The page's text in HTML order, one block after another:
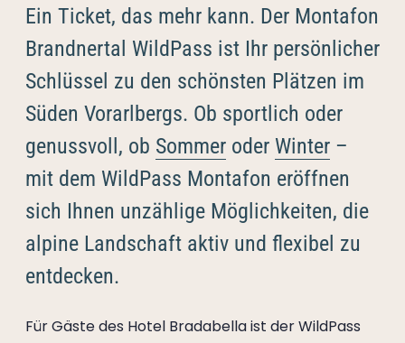
----
Ein Ticket, das mehr kann. Der Montafon
Brandnertal WildPass ist Ihr persönlicher
Schlüssel zu den schönsten Plätzen im
Süden Vorarlbergs. Ob sportlich oder
genussvoll, ob Sommer oder Winter –
mit dem WildPass Montafon eröffnen
sich Ihnen unzählige Möglichkeiten, die
alpine Landschaft aktiv und flexibel zu
entdecken.
Für Gäste des Hotel Bradabella ist der WildPass